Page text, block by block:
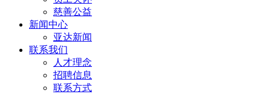
慈善公益
新闻中心
亚达新闻
联系我们
人才理念
招聘信息
联系方式